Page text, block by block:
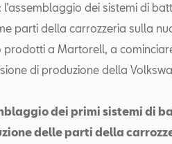
l’assemblaggio dei sistemi di
parti della carrozzeria sulla
prodotti a Martorell, a
di produzione della
dei primi sistemi di
delle parti della